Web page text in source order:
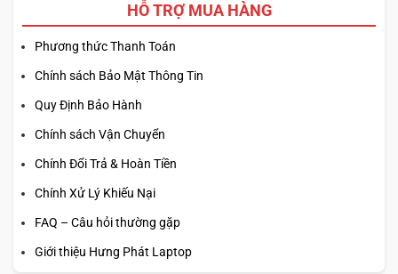
HỖ TRỢ MUA HÀNG
Phương thức Thanh Toán
Chính sách Bảo Mật Thông Tin
Quy Định Bảo Hành
Chính sách Vận Chuyển
Chính Đổi Trả & Hoàn Tiền
Chính Xử Lý Khiếu Nại
FAQ – Câu hỏi thường gặp
Giới thiệu Hưng Phát Laptop